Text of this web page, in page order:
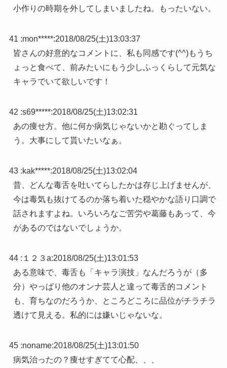
小作りの時期を外してしまいましたね。もったいない。
41 :mon*****:2018/08/25(土)13:03:37
皆さんの好意的なコメントに、私も同感です(^^)もうち
ょっと食べて、前みたいにもう少しふっくらして元気な
キャラでいて欲しいです！
42 :s69*****:2018/08/25(土)13:02:31
あの痩せ方。他に何か病気じゃないかと勘ぐってしま
う。大事にして貰いたいなぁ。
43 :kak*****:2018/08/25(土)13:02:04
昔、どんな毒舌を吐いてらしたかは存じ上げませんが、
今は毒気も抜けてるのか落ち着いた穏やかな語り口調で
話されますよね。いろいろなご苦労や葛藤もあって、今
があるのではないでしょうか。
44 : １２３a:2018/08/25(土)13:01:53
ある意味で、毒舌も「キャラ演技」なんだろうが（多
分）やっぱり他のオンナ芸人と違って毒舌的コメント
も、育ちなのだろうか、ところどころに品位がチラチラ
透けて見える。私的には嫌いじゃないな。
45 :noname:2018/08/25(土)13:01:50
病気治ったの？痩せすぎてて心配、、、